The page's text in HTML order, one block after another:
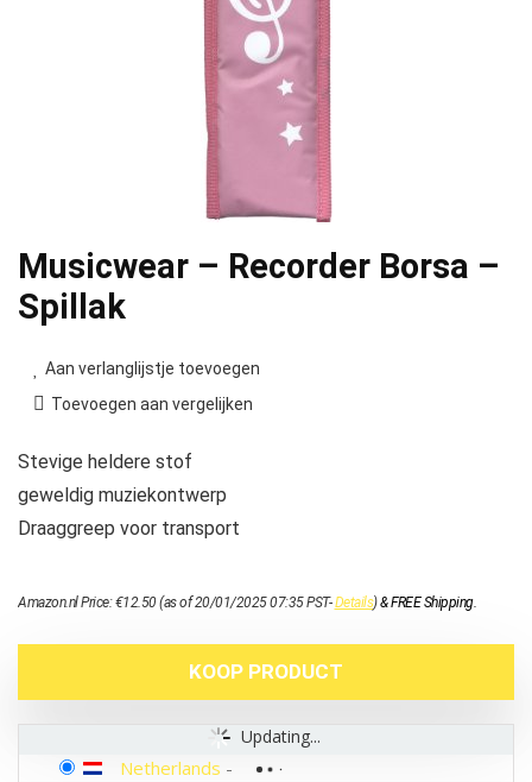
Musicwear – Recorder Borsa –
Spillak
Aan verlanglijstje toevoegen
Toevoegen aan vergelijken
Stevige heldere stof
geweldig muziekontwerp
Draaggreep voor transport
Amazon.nl Price:€12.50(as of 20/01/2025 07:35 PST-Details)&FREE Shipping.
KOOP PRODUCT
Updating...
Netherlands -